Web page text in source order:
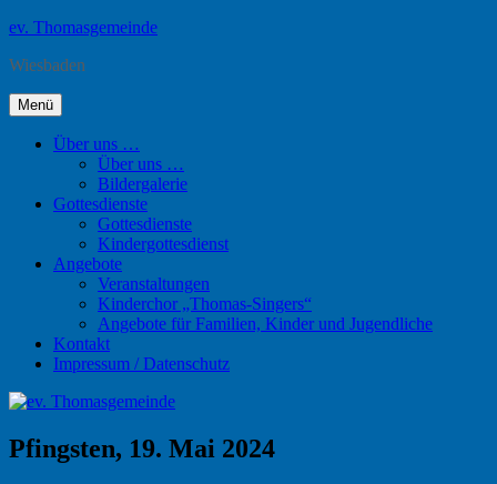
Zum
springen
ev. Thomasgemeinde
Wiesbaden
Menü
Über uns …
Über uns …
Bildergalerie
Gottesdienste
Gottesdienste
Kindergottesdienst
Angebote
Veranstaltungen
Kinderchor „Thomas-Singers“
Angebote für Familien, Kinder und Jugendliche
Kontakt
Impressum / Datenschutz
Pfingsten, 19. Mai 2024